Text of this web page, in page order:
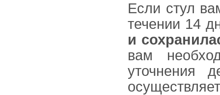
Если стул
течении 14
и
вам
уточнения